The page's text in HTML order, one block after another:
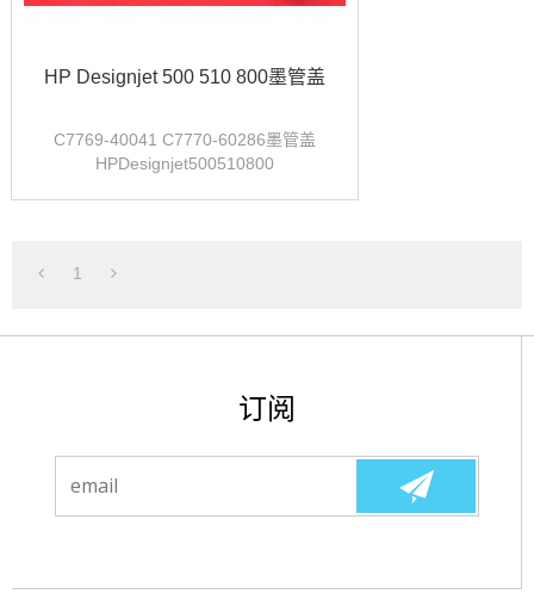
HP Designjet 500 510 800墨管盖
C7769-40041 C7770-60286墨管盖
HPDesignjet500510800
1
订阅